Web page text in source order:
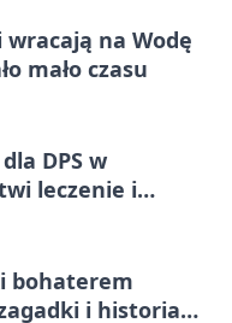
na Wodę
mało czasu
DPS w
leczenie i
bohaterem
i historia